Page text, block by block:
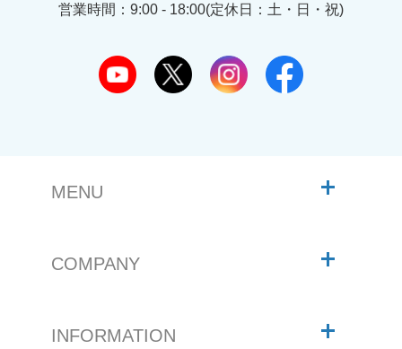
営業時間：9:00 - 18:00(定休日：土・日・祝)
MENU
COMPANY
INFORMATION